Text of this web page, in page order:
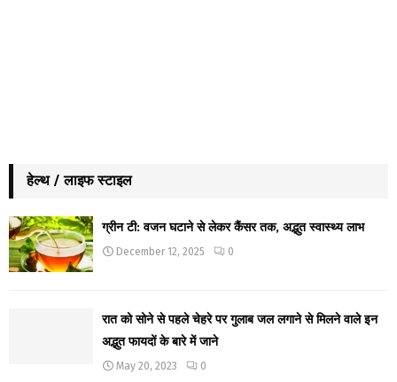
हेल्थ / लाइफ स्टाइल
ग्रीन टी: वजन घटाने से लेकर कैंसर तक, अद्भुत स्वास्थ्य लाभ
December 12, 2025 0
रात को सोने से पहले चेहरे पर गुलाब जल लगाने से मिलने वाले इन
अद्भुत फायदों के बारे में जाने
May 20, 2023 0